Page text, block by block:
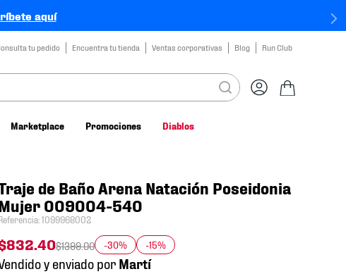
aquí
tu pedido Encuentra tu tienda Ventas corporativas Blog Run Club
Marketplace Promociones Diablos
de Baño Arena Natación Poseidonia
009004-540
:1099968002
832.40$1399.00 -30% -15%
y enviado por